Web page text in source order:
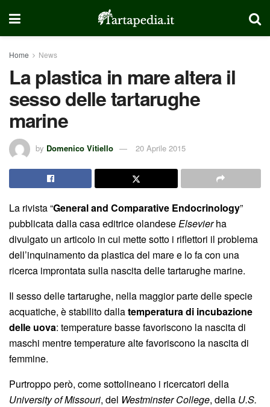
Home News
La plastica in mare altera il
sesso delle tartarughe
marine
by Domenico Vitiello 20 Aprile 2015
La rivista “General and Comparative Endocrinology”
pubblicata dalla casa editrice olandeseElsevierha
divulgato un articolo in cui mette sotto i riflettori il problema
dell’inquinamento da plastica del mare e lo fa con una
ricerca improntata sulla nascita delle tartarughe marine.
Il sesso delle tartarughe, nella maggior parte delle specie
acquatiche, è stabilito dallatemperatura di incubazione
delle uova: temperature basse favoriscono la nascita di
maschi mentre temperature alte favoriscono la nascita di
femmine.
Purtroppo però, come sottolineano i ricercatori della
University of Missouri, del Westminster College, della U.S.